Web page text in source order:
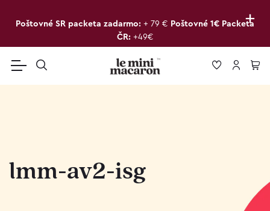
+
Poštovné SR packeta zadarmo: + 79 € Poštovné 1€ Packeta
ČR: +49€
lmm-av2-isg